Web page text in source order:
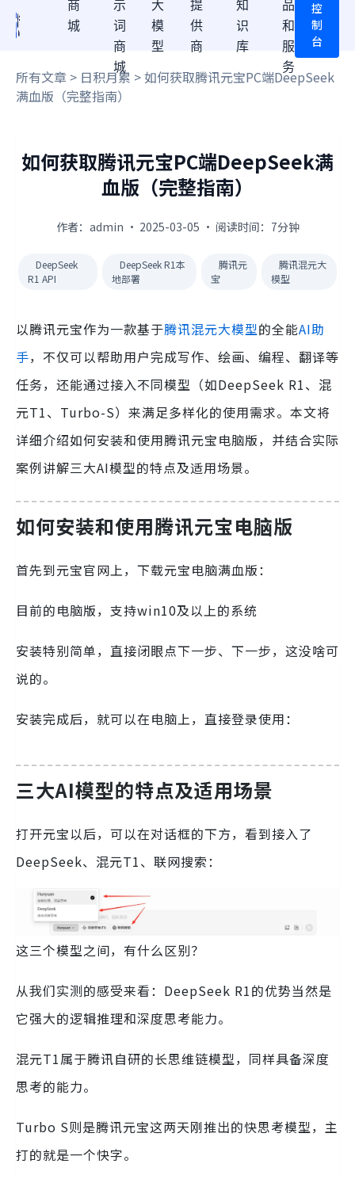
商
城
示
词
商
城
大
模
型
提
供
商
知
识
库
品
和
服
务
控
制
台
所有文章 > 日积月累 > 如何获取腾讯元宝PC端DeepSeek
满血版（完整指南）
如何获取腾讯元宝PC端DeepSeek满
血版（完整指南）
作者：admin · 2025-03-05 · 阅读时间：7分钟
DeepSeek
R1 API
DeepSeek R1本
地部署
腾讯元
宝
腾讯混元大
模型
以腾讯元宝作为一款基于腾讯混元大模型的全能AI助
手，不仅可以帮助用户完成写作、绘画、编程、翻译等
任务，还能通过接入不同模型（如DeepSeek R1、混
元T1、Turbo-S）来满足多样化的使用需求。本文将
详细介绍如何安装和使用腾讯元宝电脑版，并结合实际
案例讲解三大AI模型的特点及适用场景。
如何安装和使用腾讯元宝电脑版
首先到元宝官网上，下载元宝电脑满血版：
目前的电脑版，支持win10及以上的系统
安装特别简单，直接闭眼点下一步、下一步，这没啥可
说的。
安装完成后，就可以在电脑上，直接登录使用：
三大AI模型的特点及适用场景
打开元宝以后，可以在对话框的下方，看到接入了
DeepSeek、混元T1、联网搜索：
这三个模型之间，有什么区别？
从我们实测的感受来看：DeepSeek R1的优势当然是
它强大的逻辑推理和深度思考能力。
混元T1属于腾讯自研的长思维链模型，同样具备深度
思考的能力。
Turbo S则是腾讯元宝这两天刚推出的快思考模型，主
打的就是一个快字。